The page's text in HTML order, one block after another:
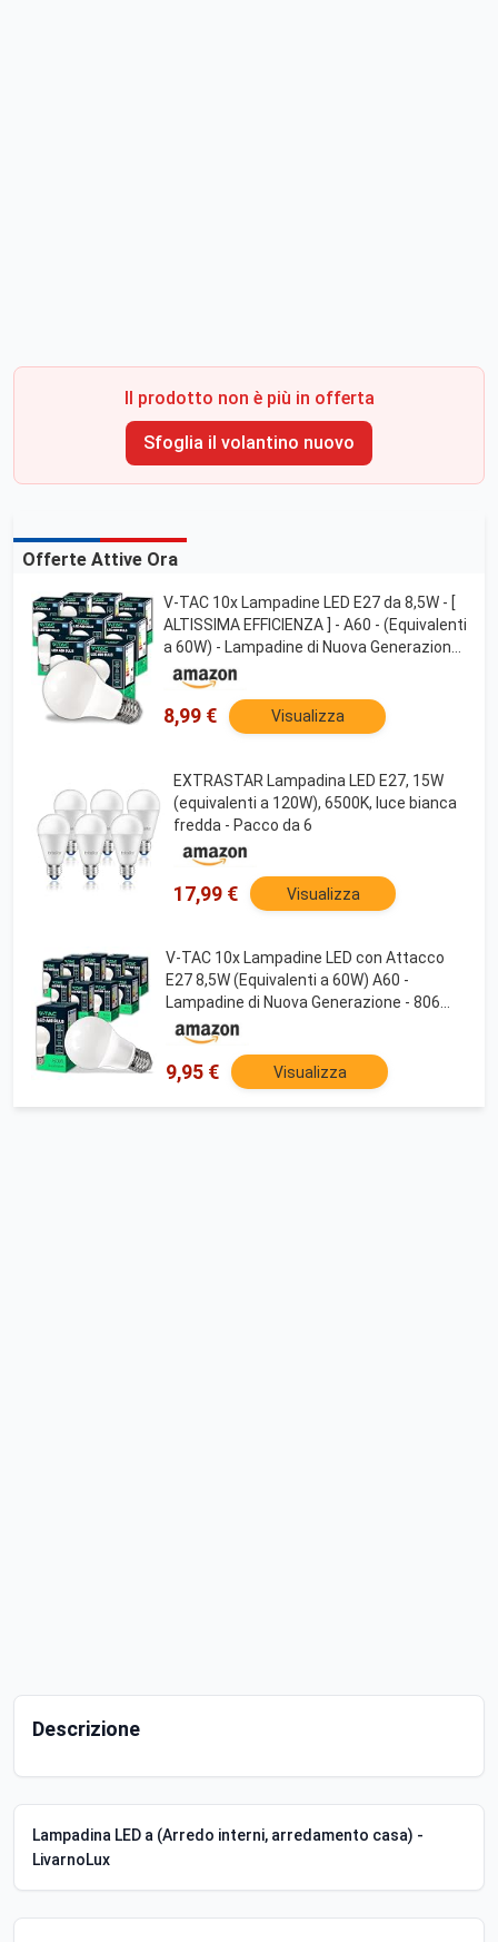
Il prodotto non è più in offerta
Sfoglia il volantino nuovo
Offerte Attive Ora
V-TAC 10x Lampadine LED E27 da 8,5W - [
ALTISSIMA EFFICIENZA ] - A60 - (Equivalenti
a 60W) - Lampadine di Nuova Generazione
a Risparmio Energetico - 806 Lumen - Luce
Bianca Calda 3000K
8,99 € Visualizza
EXTRASTAR Lampadina LED E27, 15W
(equivalenti a 120W), 6500K, luce bianca
fredda - Pacco da 6
17,99 € Visualizza
V-TAC 10x Lampadine LED con Attacco
E27 8,5W (Equivalenti a 60W) A60 -
Lampadine di Nuova Generazione - 806
Lumen - Massima Efficienza e Risparmio
Energetico - 6500K Luce Bianca Fredda
9,95 € Visualizza
Descrizione
Lampadina LED a (Arredo interni, arredamento casa) -
LivarnoLux